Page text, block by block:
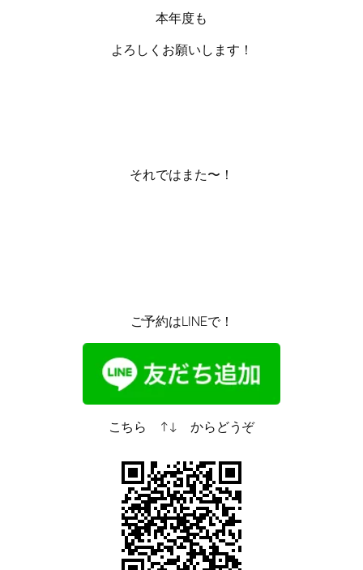
本年度も
よろしくお願いします！
それではまた〜！
ご予約はLINEで！
こちら ↑↓ からどうぞ